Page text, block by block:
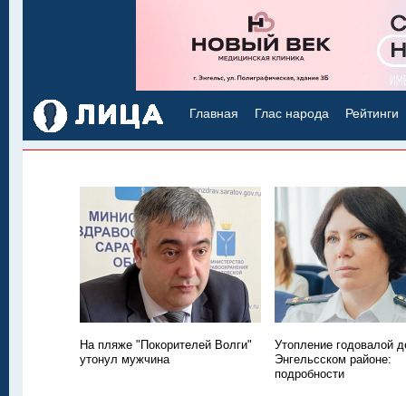
Главная Глас народа Рейтинги
На пляже "Покорителей Волги"
утонул мужчина
Утопление годовалой
Энгельсском районе:
подробности